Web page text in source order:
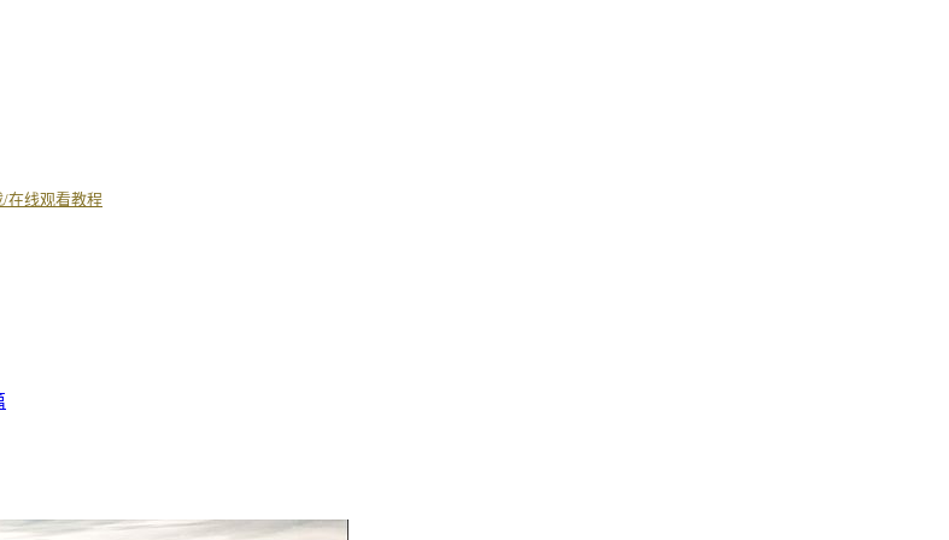
在线观看教程